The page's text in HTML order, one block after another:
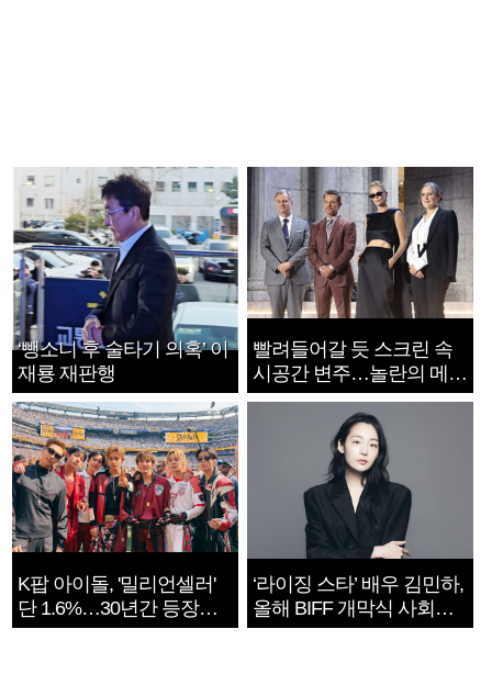
‘뺑소니 후 술타기 의혹’ 이
재룡 재판행
빨려들어갈 듯 스크린 속
시공간 변주…놀란의 메시
지는 ‘전쟁 속죄’
K팝 아이돌, '밀리언셀러'
단 1.6%…30년간 등장
1182개팀 전수조사
‘라이징 스타’ 배우 김민하,
올해 BIFF 개막식 사회자
확정